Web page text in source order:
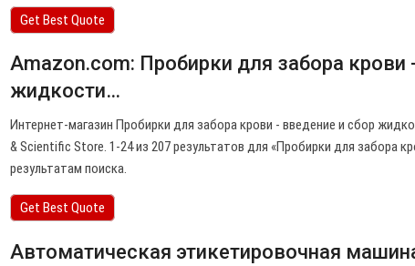
Get Best Quote
Amazon.com: Пробирки для забора крови
жидкости…
Интернет-магазин Пробирки для забора крови - введение и сбор
& Scientific Store. 1-24 из 207 результатов для «Пробирки для забора
результатам поиска.
Get Best Quote
Автоматическая этикетировочная